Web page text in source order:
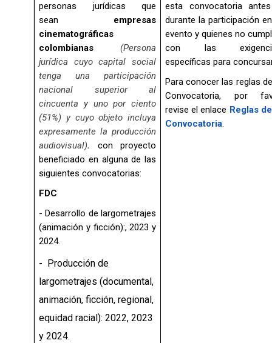
personas jurídicas que
sean empresas
cinematográficas
colombianas(Persona
jurídica cuyo capital social
tenga una participación
nacional superior al
cincuenta y uno por ciento
(51%) y cuyo objeto incluya
expresamente la producción
audiovisual). con proyecto
beneficiado en alguna de las
siguientes convocatorias:
FDC
- Desarrollo de largometrajes
(animación y ficción):, 2023 y
2024.
-
Producción de
largometrajes (documental,
animación, ficción, regional,
equidad racial): 2022, 2023
y 2024.
esta convocatoria
durante la participación
evento y quienes no
con las
específicas para
Para conocer las reglas
Convocatoria, por
revise el enlace Reglas
Convocatoria.